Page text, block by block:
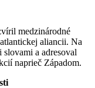
medzinárodné
aliancii. Na
a adresoval
naprieč Západom.